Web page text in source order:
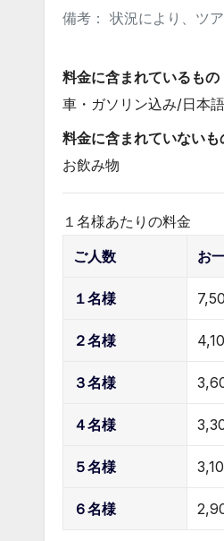
備考： 状況により、ツ
料金に含まれているもの
車・ガソリン込み/日本
料金に含まれていないも
お飲み物
１名様あたりの料金
ご人数 お
１名様
２名様
３名様
４名様
５名様
６名様